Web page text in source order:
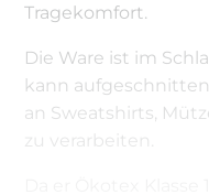
Tragekomfort.
Die Ware ist im
kann
an Sweatshirts,
zu verarbeiten.